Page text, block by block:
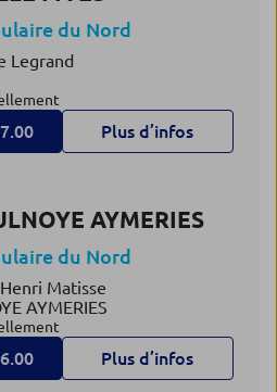
du Nord
Legrand
Plus d’infos
AYMERIES
du Nord
Matisse
AYMERIES
Plus d’infos